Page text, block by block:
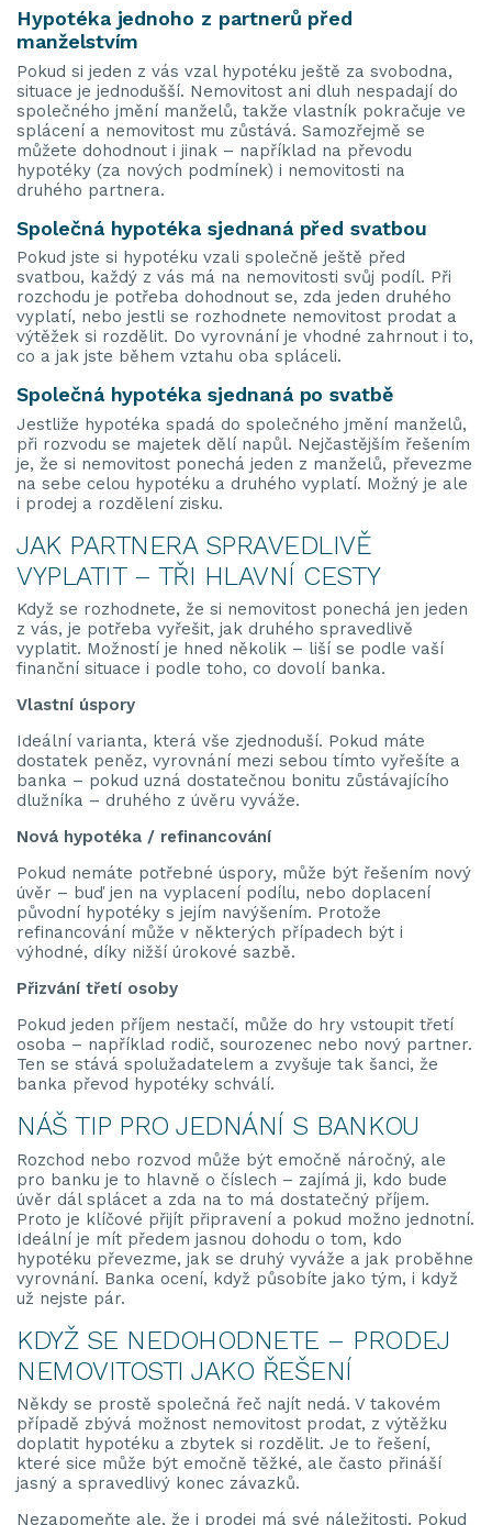
Hypotéka jednoho z partnerů před
manželstvím
Pokud si jeden z vás vzal hypotéku ještě za svobodna,
situace je jednodušší. Nemovitost ani dluh nespadají do
společného jmění manželů, takže vlastník pokračuje ve
splácení a nemovitost mu zůstává. Samozřejmě se
můžete dohodnout i jinak – například na převodu
hypotéky (za nových podmínek) i nemovitosti na
druhého partnera.
Společná hypotéka sjednaná před svatbou
Pokud jste si hypotéku vzali společně ještě před
svatbou, každý z vás má na nemovitosti svůj podíl. Při
rozchodu je potřeba dohodnout se, zda jeden druhého
vyplatí, nebo jestli se rozhodnete nemovitost prodat a
výtěžek si rozdělit. Do vyrovnání je vhodné zahrnout i to,
co a jak jste během vztahu oba spláceli.
Společná hypotéka sjednaná po svatbě
Jestliže hypotéka spadá do společného jmění manželů,
při rozvodu se majetek dělí napůl. Nejčastějším řešením
je, že si nemovitost ponechá jeden z manželů, převezme
na sebe celou hypotéku a druhého vyplatí. Možný je ale
i prodej a rozdělení zisku.
JAK PARTNERA SPRAVEDLIVĚ
VYPLATIT – TŘI HLAVNÍ CESTY
Když se rozhodnete, že si nemovitost ponechá jen jeden
z vás, je potřeba vyřešit, jak druhého spravedlivě
vyplatit. Možností je hned několik – liší se podle vaší
finanční situace i podle toho, co dovolí banka.
Vlastní úspory
Ideální varianta, která vše zjednoduší. Pokud máte
dostatek peněz, vyrovnání mezi sebou tímto vyřešíte a
banka – pokud uzná dostatečnou bonitu zůstávajícího
dlužníka – druhého z úvěru vyváže.
Nová hypotéka / refinancování
Pokud nemáte potřebné úspory, může být řešením nový
úvěr – buď jen na vyplacení podílu, nebo doplacení
původní hypotéky s jejím navýšením. Protože
refinancování může v některých případech být i
výhodné, díky nižší úrokové sazbě.
Přizvání třetí osoby
Pokud jeden příjem nestačí, může do hry vstoupit třetí
osoba – například rodič, sourozenec nebo nový partner.
Ten se stává spolužadatelem a zvyšuje tak šanci, že
banka převod hypotéky schválí.
NÁŠ TIP PRO JEDNÁNÍ S BANKOU
Rozchod nebo rozvod může být emočně náročný, ale
pro banku je to hlavně o číslech – zajímá ji, kdo bude
úvěr dál splácet a zda na to má dostatečný příjem.
Proto je klíčové přijít připravení a pokud možno jednotní.
Ideální je mít předem jasnou dohodu o tom, kdo
hypotéku převezme, jak se druhý vyváže a jak proběhne
vyrovnání. Banka ocení, když působíte jako tým, i když
už nejste pár.
KDYŽ SE NEDOHODNETE – PRODEJ
NEMOVITOSTI JAKO ŘEŠENÍ
Někdy se prostě společná řeč najít nedá. V takovém
případě zbývá možnost nemovitost prodat, z výtěžku
doplatit hypotéku a zbytek si rozdělit. Je to řešení,
které sice může být emočně těžké, ale často přináší
jasný a spravedlivý konec závazků.
Nezapomeňte ale, že i prodej má své náležitosti. Pokud